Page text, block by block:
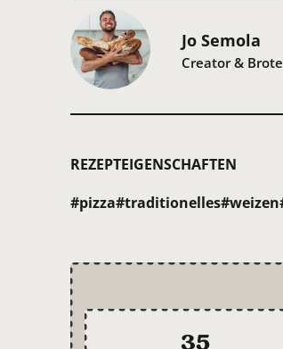
Jo Semola
Creator &
REZEPTEIGENSCHAFTEN
#pizza#traditionelles#weizen
35